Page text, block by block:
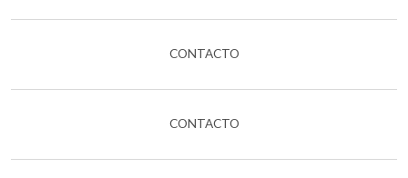
CONTACTO
CONTACTO